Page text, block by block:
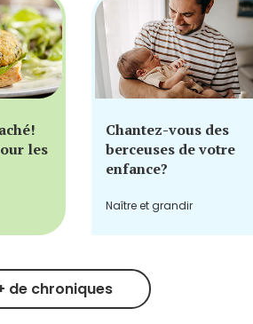
les
Chantez-vous des
berceuses de votre
enfance?
Naître et grandir
de chroniques